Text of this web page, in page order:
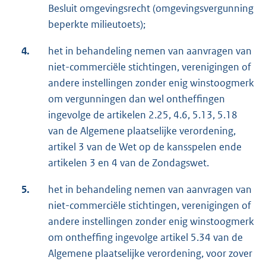
Besluit omgevingsrecht (omgevingsvergunning
beperkte milieutoets);
4.
het in behandeling nemen van aanvragen van
niet-commerciële stichtingen, verenigingen of
andere instellingen zonder enig winstoogmerk
om vergunningen dan wel ontheffingen
ingevolge de artikelen 2.25, 4.6, 5.13, 5.18
van de Algemene plaatselijke verordening,
artikel 3 van de Wet op de kansspelen ende
artikelen 3 en 4 van de Zondagswet.
5.
het in behandeling nemen van aanvragen van
niet-commerciële stichtingen, verenigingen of
andere instellingen zonder enig winstoogmerk
om ontheffing ingevolge artikel 5.34 van de
Algemene plaatselijke verordening, voor zover